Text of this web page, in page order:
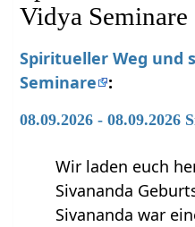
Vidya Seminare
Spiritueller Weg und
Seminare
:
08.09.2026 - 08.09.2026
Wir laden euch
Sivananda
Sivananda war